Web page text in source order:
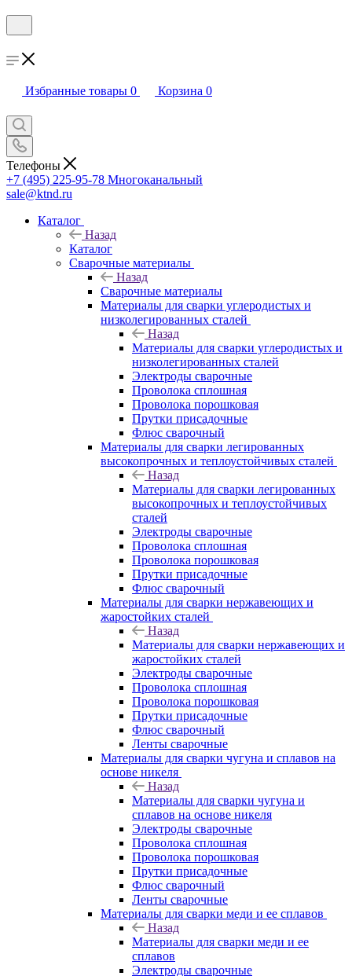
Избранные товары 0 Корзина 0
Телефоны
+7 (495) 225-95-78 Многоканальный
sale@ktnd.ru
Каталог
Назад
Каталог
Сварочные материалы
Назад
Сварочные материалы
Материалы для сварки углеродистых и
низколегированных сталей
Назад
Материалы для сварки углеродистых и
низколегированных сталей
Электроды сварочные
Проволока сплошная
Проволока порошковая
Прутки присадочные
Флюс сварочный
Материалы для сварки легированных
высокопрочных и теплоустойчивых сталей
Назад
Материалы для сварки легированных
высокопрочных и теплоустойчивых
сталей
Электроды сварочные
Проволока сплошная
Проволока порошковая
Прутки присадочные
Флюс сварочный
Материалы для сварки нержавеющих и
жаростойких сталей
Назад
Материалы для сварки нержавеющих и
жаростойких сталей
Электроды сварочные
Проволока сплошная
Проволока порошковая
Прутки присадочные
Флюс сварочный
Ленты сварочные
Материалы для сварки чугуна и сплавов на
основе никеля
Назад
Материалы для сварки чугуна и
сплавов на основе никеля
Электроды сварочные
Проволока сплошная
Проволока порошковая
Прутки присадочные
Флюс сварочный
Ленты сварочные
Материалы для сварки меди и ее сплавов
Назад
Материалы для сварки меди и ее
сплавов
Электроды сварочные